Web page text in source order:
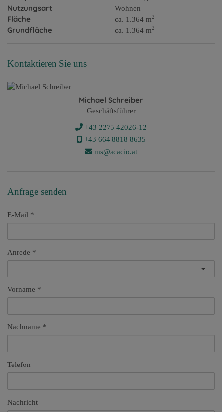
Nutzungsart Wohnen
Fläche ca. 1.364 m2
Grundfläche ca. 1.364 m2
Kontaktieren Sie uns
Michael Schreiber
Geschäftsführer
+43 2275 42026-12
+43 ​664 8818 8635
ms@acacio.at
Anfrage senden
E-Mail
Anrede
Vorname
Nachname
Telefon
Nachricht